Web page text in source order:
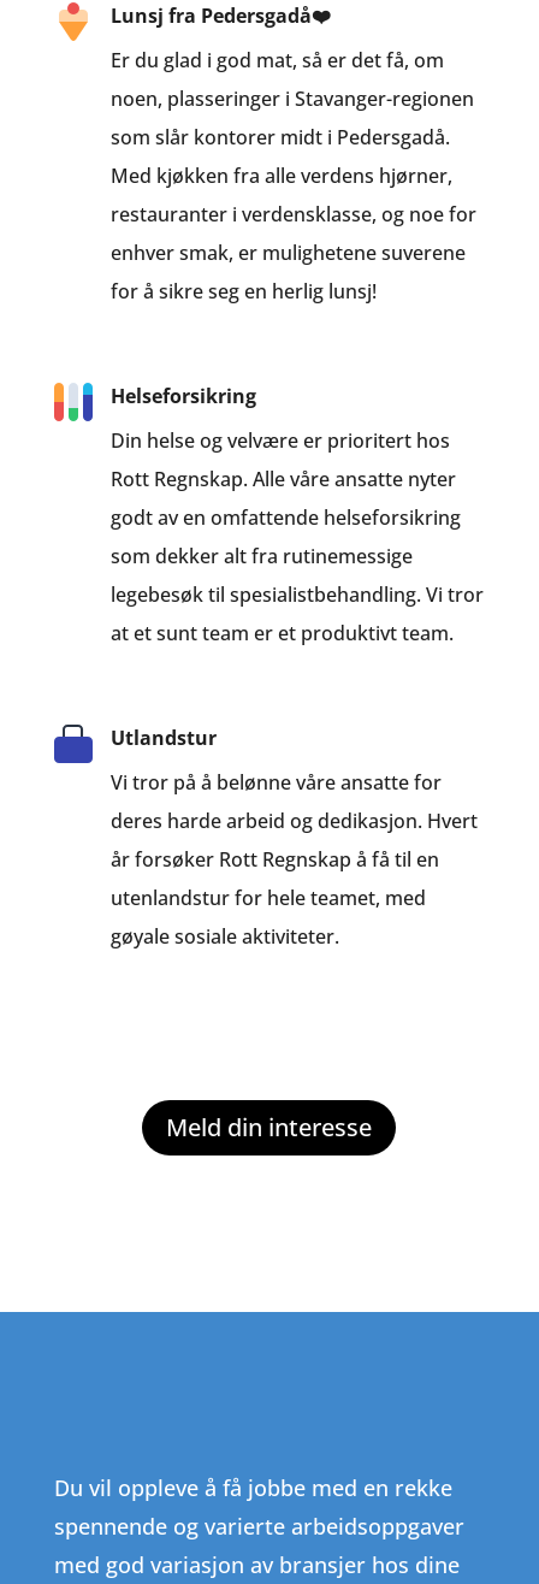
Lunsj fra Pedersgadå❤️
Er du glad i god mat, så er det få, om
noen, plasseringer i Stavanger-regionen
som slår kontorer midt i Pedersgadå.
Med kjøkken fra alle verdens hjørner,
restauranter i verdensklasse, og noe for
enhver smak, er mulighetene suverene
for å sikre seg en herlig lunsj!
Helseforsikring
Din helse og velvære er prioritert hos
Rott Regnskap. Alle våre ansatte nyter
godt av en omfattende helseforsikring
som dekker alt fra rutinemessige
legebesøk til spesialistbehandling. Vi tror
at et sunt team er et produktivt team.
Utlandstur
Vi tror på å belønne våre ansatte for
deres harde arbeid og dedikasjon. Hvert
år forsøker Rott Regnskap å få til en
utenlandstur for hele teamet, med
gøyale sosiale aktiviteter.
Meld din interesse
Du vil oppleve å få jobbe med en rekke
spennende og varierte arbeidsoppgaver
med god variasjon av bransjer hos dine